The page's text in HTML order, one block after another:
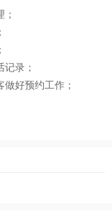
录；
好预约工作；